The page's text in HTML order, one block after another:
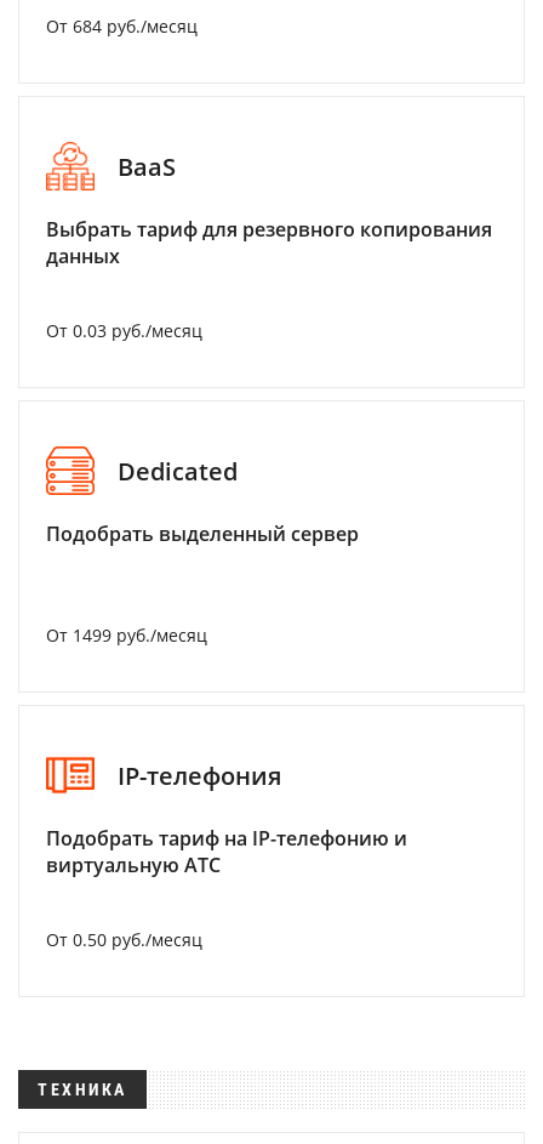
От 684 руб./месяц
BaaS
Выбрать тариф для резервного копирования
данных
От 0.03 руб./месяц
Dedicated
Подобрать выделенный сервер
От 1499 руб./месяц
IP-телефония
Подобрать тариф на IP-телефонию и
виртуальную АТС
От 0.50 руб./месяц
ТЕХНИКА